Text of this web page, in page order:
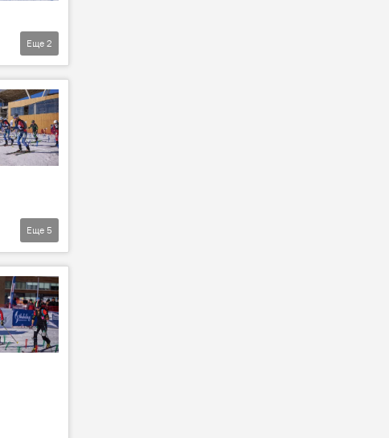
Еще 2
Еще 5